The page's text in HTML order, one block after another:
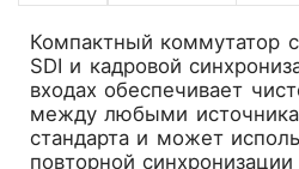
Компактный коммутатор
SDI и кадровой
входах обеспечивает
между любыми
стандарта и может
повторной